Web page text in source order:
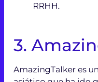
RRHH.
3.
AmazingTalker es un